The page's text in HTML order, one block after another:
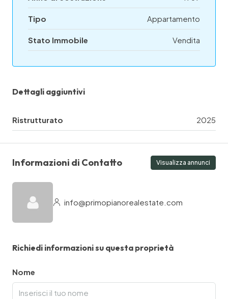
Tipo Appartamento
Stato Immobile Vendita
Dettagli aggiuntivi
Ristrutturato 2025
Informazioni di Contatto Visualizza annunci
info@primopianorealestate.com
Richiedi informazioni su questa proprietà
Nome